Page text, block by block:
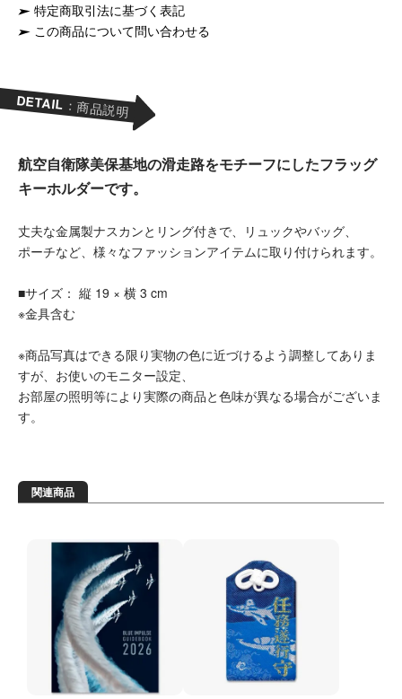
特定商取引法に基づく表記
この商品について問い合わせる
DETAIL：商品説明
航空自衛隊美保基地の滑走路をモチーフにしたフラッグ
キーホルダーです。
丈夫な金属製ナスカンとリング付きで、リュックやバッグ、
ポーチなど、様々なファッションアイテムに取り付けられます。
■サイズ： 縦 19 × 横 3 cm
※金具含む
※商品写真はできる限り実物の色に近づけるよう調整してありま
すが、お使いのモニター設定、
お部屋の照明等により実際の商品と色味が異なる場合がございま
す。
関連商品